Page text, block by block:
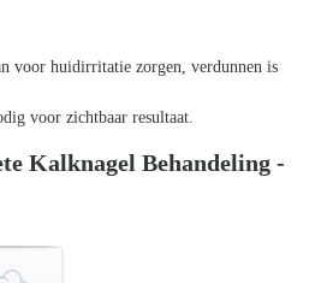
voor huidirritatie zorgen, verdunnen is
voor zichtbaar resultaat.
Kalknagel Behandeling -